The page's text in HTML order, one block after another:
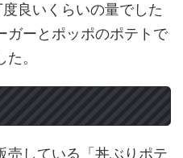
良いくらいの量でした
ガーとポッポのポテトで
。
売している「丼ぶりポテ